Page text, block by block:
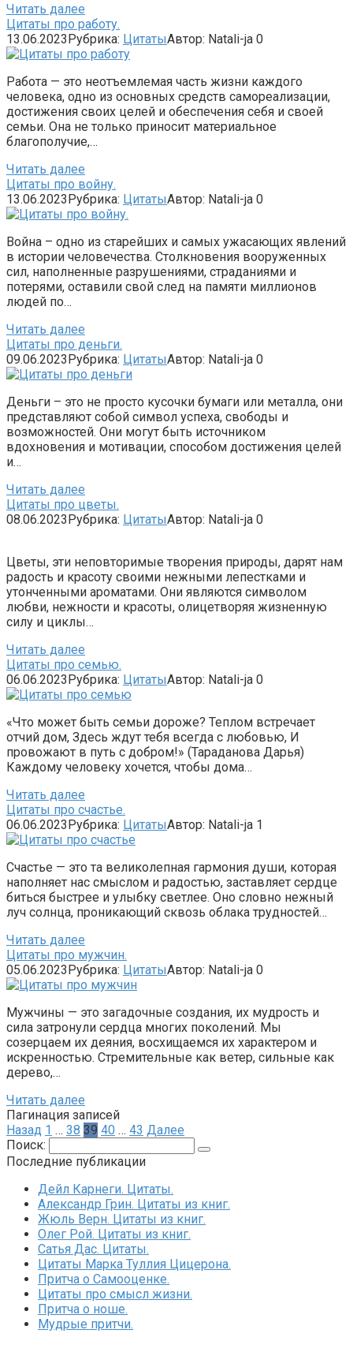
Читать далее
Цитаты про работу.
13.06.2023Рубрика: ЦитатыАвтор: Natali-ja 0
Работа — это неотъемлемая часть жизни каждого
человека, одно из основных средств самореализации,
достижения своих целей и обеспечения себя и своей
семьи. Она не только приносит материальное
благополучие,…
Читать далее
Цитаты про войну.
13.06.2023Рубрика: ЦитатыАвтор: Natali-ja 0
Война – одно из старейших и самых ужасающих явлений
в истории человечества. Столкновения вооруженных
сил, наполненные разрушениями, страданиями и
потерями, оставили свой след на памяти миллионов
людей по…
Читать далее
Цитаты про деньги.
09.06.2023Рубрика: ЦитатыАвтор: Natali-ja 0
Деньги – это не просто кусочки бумаги или металла, они
представляют собой символ успеха, свободы и
возможностей. Они могут быть источником
вдохновения и мотивации, способом достижения целей
и…
Читать далее
Цитаты про цветы.
08.06.2023Рубрика: ЦитатыАвтор: Natali-ja 0
Цветы, эти неповторимые творения природы, дарят нам
радость и красоту своими нежными лепестками и
утонченными ароматами. Они являются символом
любви, нежности и красоты, олицетворяя жизненную
силу и циклы…
Читать далее
Цитаты про семью.
06.06.2023Рубрика: ЦитатыАвтор: Natali-ja 0
«Что может быть семьи дороже? Теплом встречает
отчий дом, Здесь ждут тебя всегда с любовью, И
провожают в путь с добром!» (Тараданова Дарья)
Каждому человеку хочется, чтобы дома…
Читать далее
Цитаты про счастье.
06.06.2023Рубрика: ЦитатыАвтор: Natali-ja 1
Счастье — это та великолепная гармония души, которая
наполняет нас смыслом и радостью, заставляет сердце
биться быстрее и улыбку светлее. Оно словно нежный
луч солнца, проникающий сквозь облака трудностей…
Читать далее
Цитаты про мужчин.
05.06.2023Рубрика: ЦитатыАвтор: Natali-ja 0
Мужчины — это загадочные создания, их мудрость и
сила затронули сердца многих поколений. Мы
созерцаем их деяния, восхищаемся их характером и
искренностью. Стремительные как ветер, сильные как
дерево,…
Читать далее
Пагинация записей
Назад 1 … 38 39 40 … 43 Далее
Поиск:
Последние публикации
Дейл Карнеги. Цитаты.
Александр Грин. Цитаты из книг.
Жюль Верн. Цитаты из книг.
Олег Рой. Цитаты из книг.
Сатья Дас. Цитаты.
Цитаты Марка Туллия Цицерона.
Притча о Самооценке.
Цитаты про смысл жизни.
Притча о ноше.
Мудрые притчи.